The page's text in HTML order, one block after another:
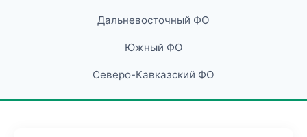
Дальневосточный ФО
Южный ФО
Северо-Кавказский ФО